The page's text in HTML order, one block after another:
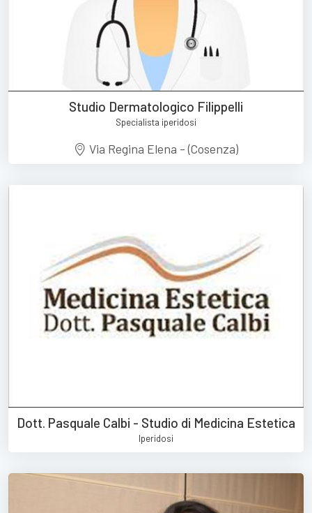
Studio Dermatologico Filippelli
Specialista iperidosi
Via Regina Elena - (Cosenza)
Dott. Pasquale Calbi - Studio di Medicina Estetica
Iperidosi